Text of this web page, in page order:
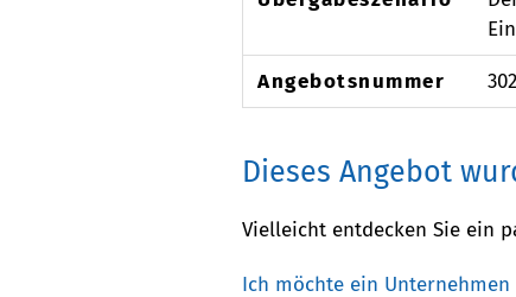
Angebotsnummer
Dieses Angebot
Vielleicht entdecken Sie ein
Ich möchte ein Unternehmen